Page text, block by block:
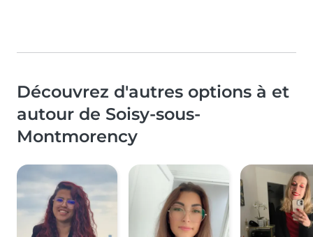
Découvrez d'autres options à et
autour de Soisy-sous-
Montmorency